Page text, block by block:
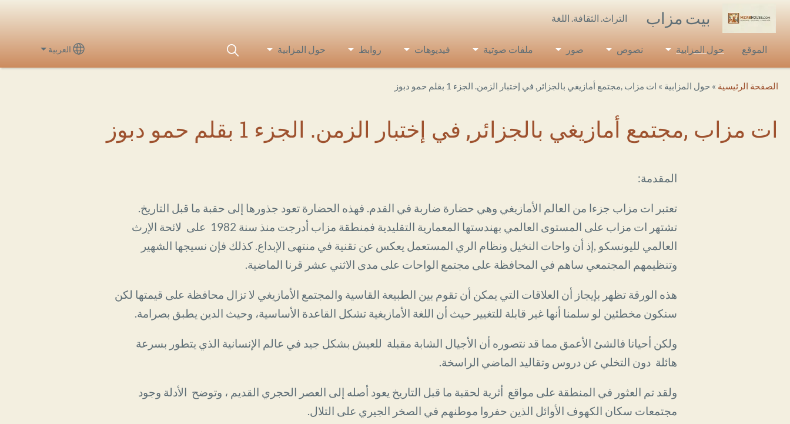
بيت مزاب التراث. الثقافة. اللغة
الموقع حول المزابية نصوص صور ملفات صوتية فيديوهات روابط حول المزابية your language
العربية
Breadcrumb
الصفحة الرئيسية حول المزابية ات مزاب ,مجتمع أمازيغي بالجزائر, في إختبار الزمن. الجزء 1 بقلم حمو دبوز
ات مزاب ,مجتمع أمازيغي بالجزائر, في إختبار الزمن. الجزء 1 بقلم حمو دبوز
المقدمة:
تعتبر ات مزاب جزءا من العالم الأمازيغي وهي حضارة ضاربة في القدم. فهذه الحضارة تعود جذورها إلى حقبة ما قبل التاريخ.
تشتهر ات مزاب على المستوى العالمي بهندستها المعمارية التقليدية فمنطقة مزاب أدرجت منذ سنة 1982 على لائحة الإرث
العالمي لليونسكو ,إذ أن واحات النخيل ونظام الري المستعمل يعكس عن تقنية في منتهى الإبداع. كذلك فإن نسيجها الشهير
وتنظيمهم المجتمعي ساهم في المحافظة على مجتمع الواحات على مدى الاثني عشر قرنا الماضية.
هذه الورقة تظهر بإيجاز أن العلاقات التي يمكن أن تقوم بين الطبيعة القاسية والمجتمع الأمازيغي لا تزال محافظة على قيمتها لكن
سنكون مخطئين لو سلمنا أنها غير قابلة للتغيير حيث أن اللغة الأمازيغية تشكل القاعدة الأساسية، وحيث الدين يطبق بصرامة.
ولكن أحيانا فالشئ الأعمق مما قد نتصوره أن الأجيال الشابة مقبلة للعيش بشكل جيد في عالم الإنسانية الذي يتطور بسرعة
هائلة دون التخلي عن دروس وتقاليد الماضي الراسخة.
ولقد تم العثور في المنطقة على مواقع أثرية لحقبة ما قبل التاريخ يعود أصله إلى العصر الحجري القديم ، وتوضح الأدلة وجود
مجتمعات سكان الكهوف الأوائل الذين حفروا موطنهم في الصخر الجيري على التلال.